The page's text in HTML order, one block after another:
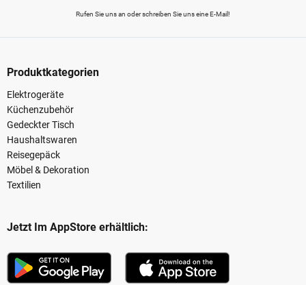
Rufen Sie uns an oder schreiben Sie uns eine E-Mail!
Produktkategorien
Elektrogeräte
Küchenzubehör
Gedeckter Tisch
Haushaltswaren
Reisegepäck
Möbel & Dekoration
Textilien
Jetzt Im AppStore erhältlich: